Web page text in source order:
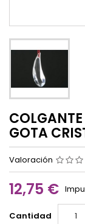
GOTA
Valoración
12,75 €
Cantidad